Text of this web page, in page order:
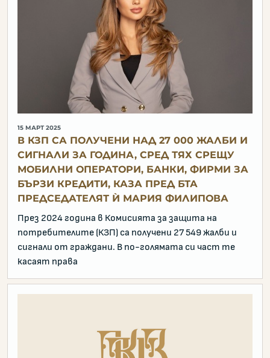
15 МАРТ 2025
В КЗП СА ПОЛУЧЕНИ НАД 27 000 ЖАЛБИ И
СИГНАЛИ ЗА ГОДИНА, СРЕД ТЯХ СРЕЩУ
МОБИЛНИ ОПЕРАТОРИ, БАНКИ, ФИРМИ ЗА
БЪРЗИ КРЕДИТИ, КАЗА ПРЕД БТА
ПРЕДСЕДАТЕЛЯТ Ѝ МАРИЯ ФИЛИПОВА
През 2024 година в Комисията за защита на
потребителите (КЗП) са получени 27 549 жалби и
сигнали от граждани. В по-голямата си част те
касаят права